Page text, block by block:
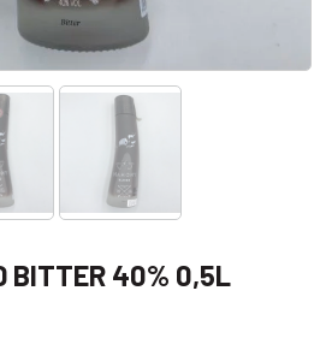
BITTER 40% 0,5L